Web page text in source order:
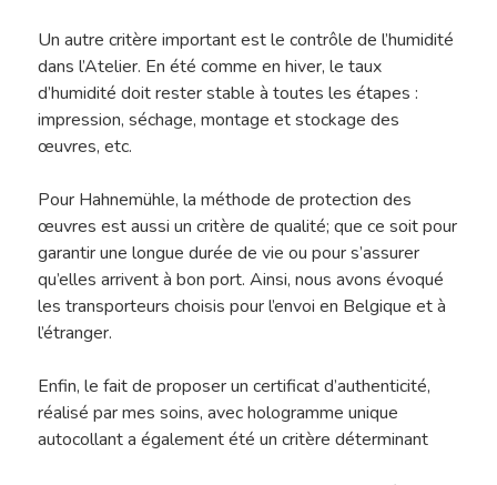
Un autre critère important est le contrôle de l’humidité
dans l’Atelier. En été comme en hiver, le taux
d’humidité doit rester stable à toutes les étapes :
impression, séchage, montage et stockage des
œuvres, etc.
Pour Hahnemühle, la méthode de protection des
œuvres est aussi un critère de qualité; que ce soit pour
garantir une longue durée de vie ou pour s’assurer
qu’elles arrivent à bon port. Ainsi, nous avons évoqué
les transporteurs choisis pour l’envoi en Belgique et à
l’étranger.
Enfin, le fait de proposer un certificat d’authenticité,
réalisé par mes soins, avec hologramme unique
autocollant a également été un critère déterminant